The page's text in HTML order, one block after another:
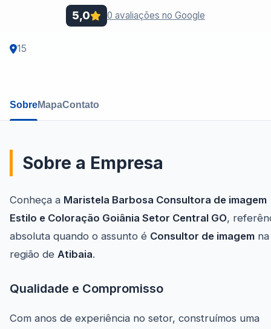
5,0 0 avaliações no Google
15
SobreMapaContato
Sobre a Empresa
Conheça a Maristela Barbosa Consultora de imagem
Estilo e Coloração Goiânia Setor Central GO,
absoluta quando o assunto é Consultor de imagem na
região de Atibaia.
Qualidade e Compromisso
Com anos de experiência no setor, construímos uma